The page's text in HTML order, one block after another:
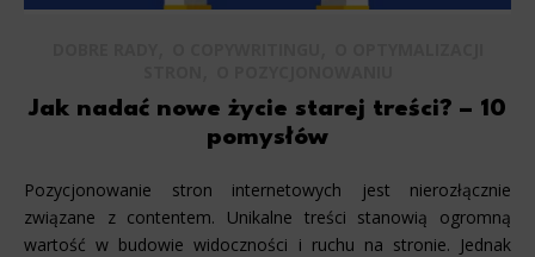
Jak nadać nowe życie starej treści? – 10
pomysłów
Pozycjonowanie stron internetowych jest nierozłącznie
związane z contentem. Unikalne treści stanowią ogromną
wartość w budowie widoczności i ruchu na stronie. Jednak